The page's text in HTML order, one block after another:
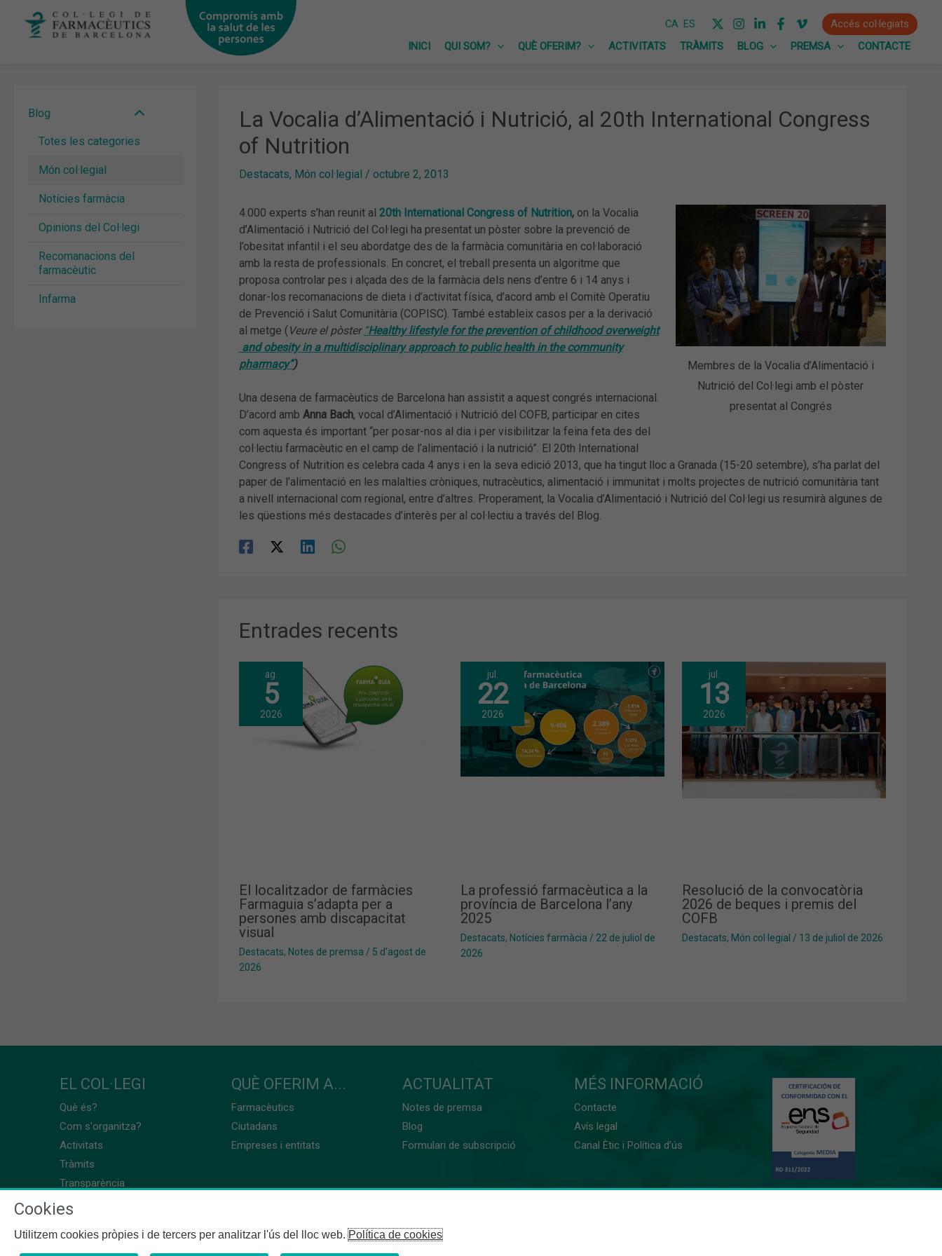
CA ES
Accés col·legiats
INICI
QUI SOM? QUÈ OFERIM? ACTIVITATS TRÀMITS BLOG PREMSA CONTACTE
Blog
Totes les categories
Món col·legial
Notícies farmàcia
Opinions del Col·legi
Recomanacions del
farmacèutic
Infarma
La Vocalia d’Alimentació i Nutrició, al 20th International Congress
of Nutrition
Destacats, Món col·legial / octubre 2, 2013
Membres de la Vocalia d’Alimentació i
Nutrició del Col·legi amb el pòster
presentat al Congrés
4.000 experts s’han reunit al 20th International Congress of Nutrition, on la Vocalia
d’Alimentació i Nutrició del Col·legi ha presentat un pòster sobre la prevenció de
l’obesitat infantil i el seu abordatge des de la farmàcia comunitària en col·laboració
amb la resta de professionals. En concret, el treball presenta un algoritme que
proposa controlar pes i alçada des de la farmàcia dels nens d’entre 6 i 14 anys i
donar-los recomanacions de dieta i d’activitat física, d’acord amb el Comitè Operatiu
de Prevenció i Salut Comunitària (COPISC). També estableix casos per a la derivació
al metge (Veure el pòster “Healthy lifestyle for the prevention of childhood overweight
and obesity in a multidisciplinary approach to public health in the community
pharmacy”)
Una desena de farmacèutics de Barcelona han assistit a aquest congrés internacional.
D’acord amb Anna Bach, vocal d’Alimentació i Nutrició del COFB, participar en cites
com aquesta és important “per posar-nos al dia i per visibilitzar la feina feta des del
col·lectiu farmacèutic en el camp de l’alimentació i la nutrició”. El 20th International
Congress of Nutrition es celebra cada 4 anys i en la seva edició 2013, que ha tingut lloc a Granada (15-20 setembre), s’ha parlat del
paper de l’alimentació en les malalties cròniques, nutracèutics, alimentació i immunitat i molts projectes de nutrició comunitària tant
a nivell internacional com regional, entre d’altres. Properament, la Vocalia d’Alimentació i Nutrició del Col·legi us resumirà algunes de
les qüestions més destacades d’interès per al col·lectiu a través del Blog.
Entrades recents
ag.
5
2026
El localitzador de farmàcies
Farmaguia s’adapta per a
persones amb discapacitat
visual
Destacats, Notes de premsa / 5 d'agost de
2026
jul.
22
2026
La professió farmacèutica a la
província de Barcelona l’any
2025
Destacats, Notícies farmàcia / 22 de juliol de
2026
jul.
13
2026
Resolució de la convocatòria
2026 de beques i premis del
COFB
Destacats, Món col·legial / 13 de juliol de 2026
EL COL·LEGI
Què és?
Com s'organitza?
Activitats
Tràmits
Transparència
QUÈ OFERIM A...
Farmacèutics
Ciutadans
Empreses i entitats
ACTUALITAT
Notes de premsa
Blog
Formulari de subscripció
MÉS INFORMACIÓ
Contacte
Avís legal
Canal Ètic i Política d’ús
Cookies
Utilitzem cookies pròpies i de tercers per analitzar l'ús del lloc web.Política de cookies